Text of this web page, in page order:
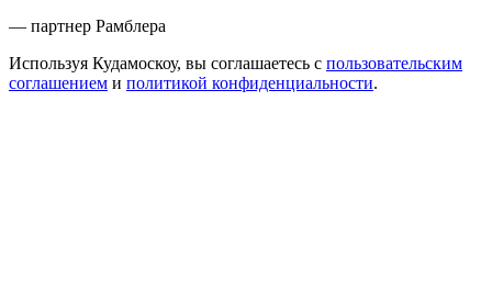
— партнер Рамблера
Используя Кудамоскоу, вы соглашаетесь с пользовательским
соглашением и политикой конфиденциальности.